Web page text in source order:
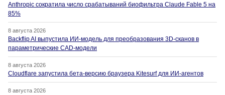
Anthropic сократила число срабатываний биофильтра Claude Fable 5 на
85%
8 августа 2026
Backflip AI выпустила ИИ-модель для преобразования 3D-сканов в
параметрические CAD-модели
8 августа 2026
Cloudflare запустила бета-версию браузера Kitesurf для ИИ-агентов
8 августа 2026